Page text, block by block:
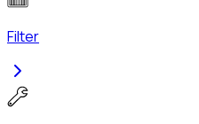
Filter